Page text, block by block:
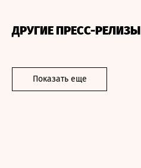
ДРУГИЕ ПРЕСС-РЕЛИЗЫ
Показать еще